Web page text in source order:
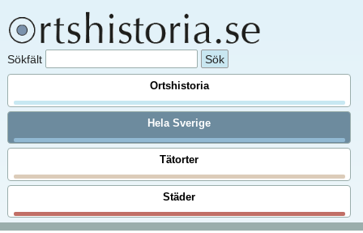
Sökfält
Ortshistoria
Hela Sverige
Tätorter
Städer